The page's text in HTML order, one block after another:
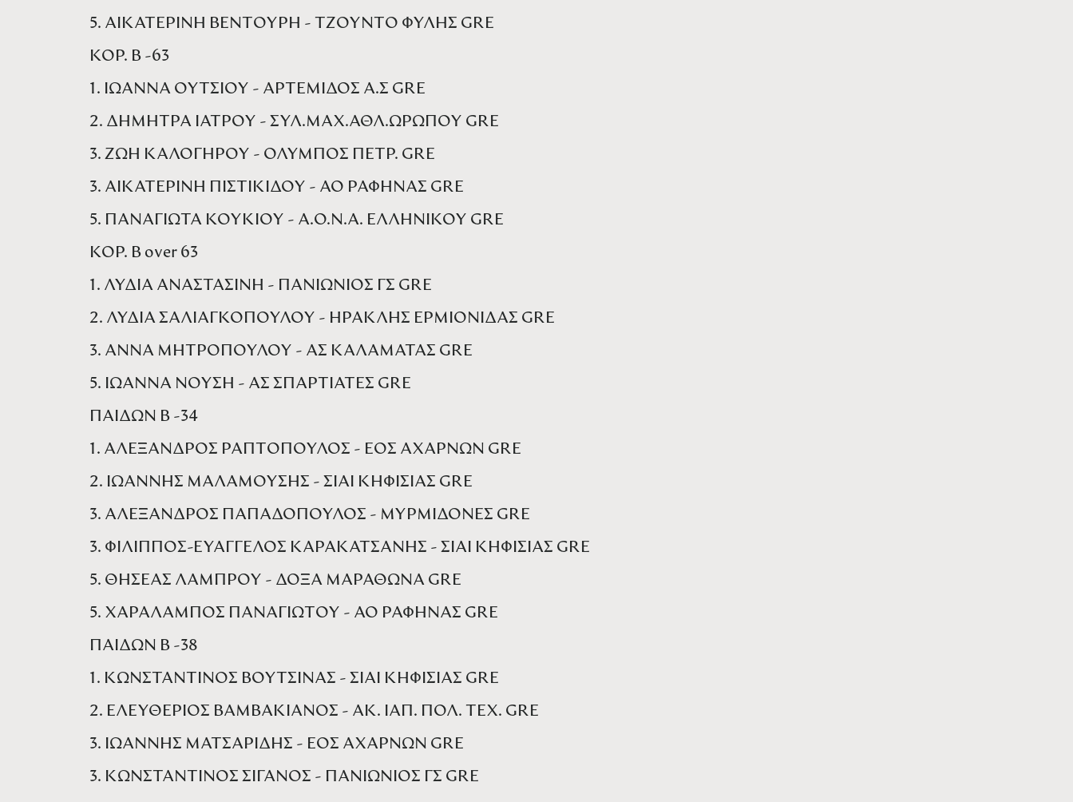
5. ΑΙΚΑΤΕΡΙΝΗ ΒΕΝΤΟΥΡΗ - ΤΖΟΥΝΤΟ ΦΥΛΗΣ GRE
ΚΟΡ. Β -63
1. ΙΩΑΝΝΑ ΟΥΤΣΙΟΥ - ΑΡΤΕΜΙΔΟΣ Α.Σ GRE
2. ΔΗΜΗΤΡΑ ΙΑΤΡΟΥ - ΣΥΛ.ΜΑΧ.ΑΘΛ.ΩΡΩΠΟΥ GRE
3. ΖΩΗ ΚΑΛΟΓΗΡΟΥ - ΟΛΥΜΠΟΣ ΠΕΤΡ. GRE
3. ΑΙΚΑΤΕΡΙΝΗ ΠΙΣΤΙΚΙΔΟΥ - ΑΟ ΡΑΦΗΝΑΣ GRE
5. ΠΑΝΑΓΙΩΤΑ ΚΟΥΚΙΟΥ - Α.Ο.Ν.Α. ΕΛΛΗΝΙΚΟΥ GRE
ΚΟΡ. Β over 63
1. ΛΥΔΙΑ ΑΝΑΣΤΑΣΙΝΗ - ΠΑΝΙΩΝΙΟΣ ΓΣ GRE
2. ΛΥΔΙΑ ΣΑΛΙΑΓΚΟΠΟΥΛΟΥ - ΗΡΑΚΛΗΣ ΕΡΜΙΟΝΙΔΑΣ GRE
3. ΑΝΝΑ ΜΗΤΡΟΠΟΥΛΟΥ - ΑΣ ΚΑΛΑΜΑΤΑΣ GRE
5. ΙΩΑΝΝΑ ΝΟΥΣΗ - ΑΣ ΣΠΑΡΤΙΑΤΕΣ GRE
ΠΑΙΔΩΝ Β -34
1. ΑΛΕΞΑΝΔΡΟΣ ΡΑΠΤΟΠΟΥΛΟΣ - ΕΟΣ ΑΧΑΡΝΩΝ GRE
2. ΙΩΑΝΝΗΣ ΜΑΛΑΜΟΥΣΗΣ - ΣΙΑΙ ΚΗΦΙΣΙΑΣ GRE
3. ΑΛΕΞΑΝΔΡΟΣ ΠΑΠΑΔΟΠΟΥΛΟΣ - ΜΥΡΜΙΔΟΝΕΣ GRE
3. ΦΙΛΙΠΠΟΣ-ΕΥΑΓΓΕΛΟΣ ΚΑΡΑΚΑΤΣΑΝΗΣ - ΣΙΑΙ ΚΗΦΙΣΙΑΣ GRE
5. ΘΗΣΕΑΣ ΛΑΜΠΡΟΥ - ΔΟΞΑ ΜΑΡΑΘΩΝΑ GRE
5. ΧΑΡΑΛΑΜΠΟΣ ΠΑΝΑΓΙΩΤΟΥ - ΑΟ ΡΑΦΗΝΑΣ GRE
ΠΑΙΔΩΝ Β -38
1. ΚΩΝΣΤΑΝΤΙΝΟΣ ΒΟΥΤΣΙΝΑΣ - ΣΙΑΙ ΚΗΦΙΣΙΑΣ GRE
2. ΕΛΕΥΘΕΡΙΟΣ ΒΑΜΒΑΚΙΑΝΟΣ - ΑΚ. ΙΑΠ. ΠΟΛ. ΤΕΧ. GRE
3. ΙΩΑΝΝΗΣ ΜΑΤΣΑΡΙΔΗΣ - ΕΟΣ ΑΧΑΡΝΩΝ GRE
3. ΚΩΝΣΤΑΝΤΙΝΟΣ ΣΙΓΑΝΟΣ - ΠΑΝΙΩΝΙΟΣ ΓΣ GRE